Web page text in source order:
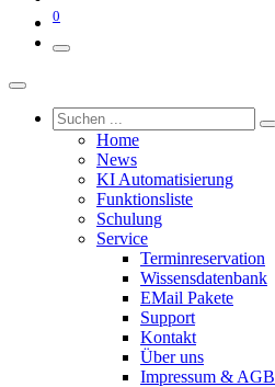
0
Home
News
KI Automatisierung
Funktionsliste
Schulung
Service
Terminreservation
Wissensdatenbank
EMail Pakete
Support
Kontakt
Über uns
Impressum & AGB